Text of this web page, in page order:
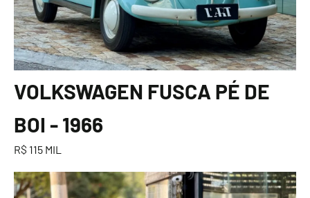
VOLKSWAGEN FUSCA PÉ DE
BOI - 1966
R$ 115 MIL